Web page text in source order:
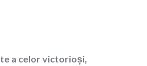
a celor victorioși,